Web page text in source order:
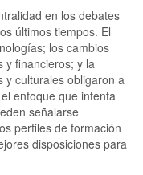
en los debates
últimos tiempos. El
los cambios
y financieros; y la
y culturales obligaron a
enfoque que intenta
señalarse
perfiles de formación
disposiciones para